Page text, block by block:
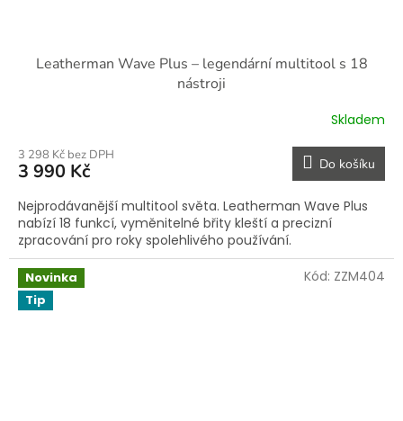
Leatherman Wave Plus – legendární multitool s 18
nástroji
Skladem
3 298 Kč bez DPH
3 990 Kč Do košíku
Nejprodávanější multitool světa. Leatherman Wave Plus
nabízí 18 funkcí, vyměnitelné břity kleští a precizní
zpracování pro roky spolehlivého používání.
Novinka
Tip
Kód: ZZM404